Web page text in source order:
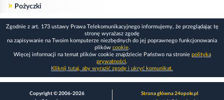
» Pożyczki
Zgodnie z art. 173 ustawy Prawa Telekomunikacyjnego informujemy, że przeglądając tę
stronę wyrażasz zgodę
na zapisywanie na Twoim komputerze niezbędnych do jej poprawnego funkcjonowania
plików cookie.
Więcej informacji na temat plików cookie znajdziecie Państwo na stronie polityka
prywatności.
Kliknij tutaj, aby wyrazić zgodę i ukryć komunikat.
Copyright © 2006-2026
Strona główna 24opole.pl